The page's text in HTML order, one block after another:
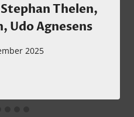
Thelen,
Udo Agnesens
2025